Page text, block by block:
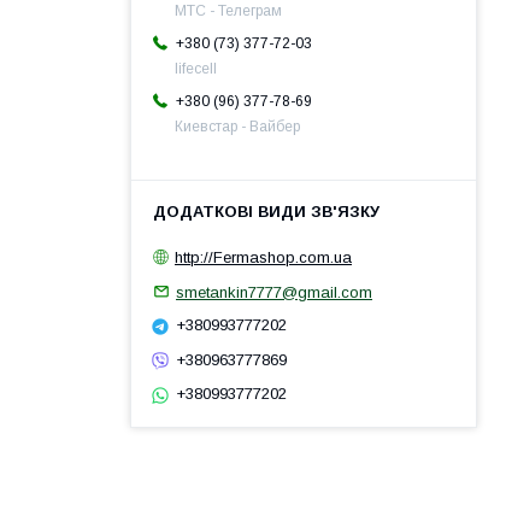
МТС - Телеграм
+380 (73) 377-72-03
lifecell
+380 (96) 377-78-69
Киевстар - Вайбер
http://Fermashop.com.ua
smetankin7777@gmail.com
+380993777202
+380963777869
+380993777202